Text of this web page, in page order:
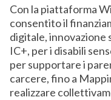
Con la piattaforma
consentito il
digitale, innovazione
IC+, per i disabili
per supportare i
carcere, fino a
realizzare